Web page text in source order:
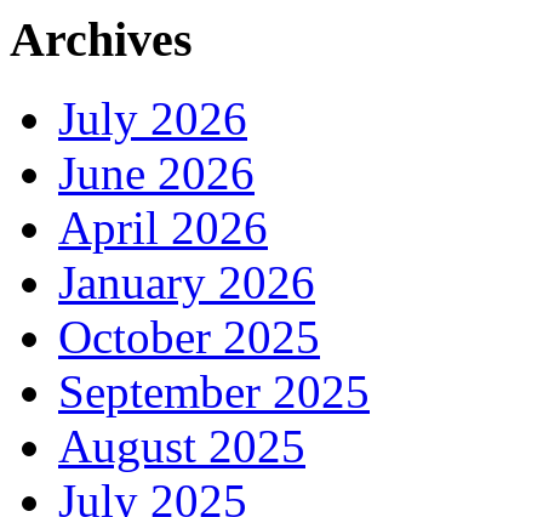
Archives
July 2026
June 2026
April 2026
January 2026
October 2025
September 2025
August 2025
July 2025